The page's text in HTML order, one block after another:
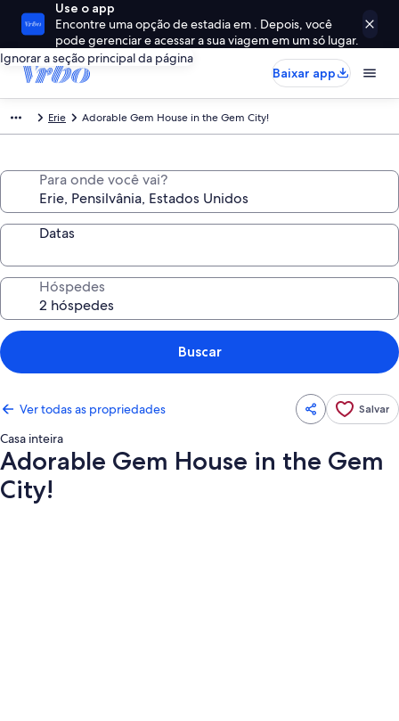
Use o app
Encontre uma opção de estadia em . Depois, você
pode gerenciar e acessar a sua viagem em um só lugar.
Ignorar a seção principal da página
Baixar app
Erie Adorable Gem House in the Gem City!
Para onde você vai?
Datas
Hóspedes
Buscar
Ver todas as propriedades Salvar
Casa inteira
Adorable Gem House in the Gem
City!